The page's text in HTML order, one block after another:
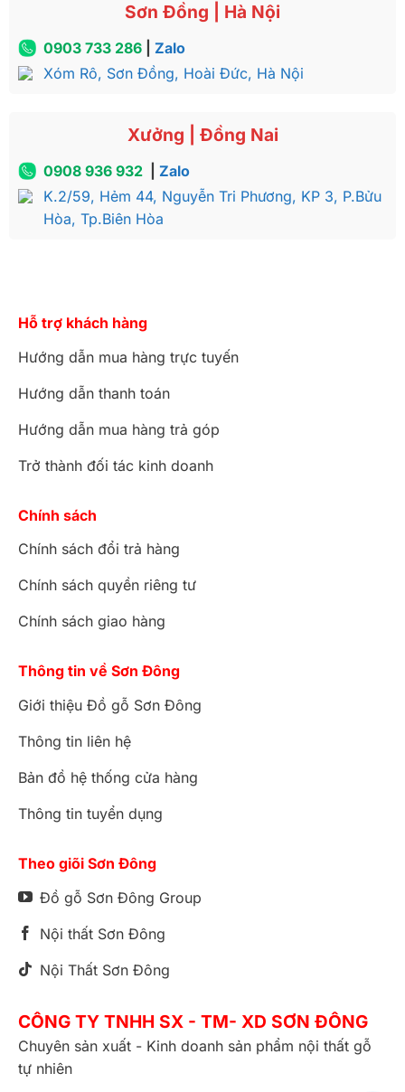
Sơn Đồng | Hà Nội
0903 733 286| Zalo
Xóm Rô, Sơn Đồng, Hoài Đức, Hà Nội
Xưởng | Đồng Nai
0908 936 932
Zalo
K.2/59, Hẻm 44, Nguyễn Tri Phương, KP 3, P.Bửu
Hòa, Tp.Biên Hòa
Hỗ trợ khách hàng
Hướng dẫn mua hàng trực tuyến
Hướng dẫn thanh toán
Hướng dẫn mua hàng trả góp
Trở thành đối tác kinh doanh
Chính sách
Chính sách đổi trả hàng
Chính sách quyền riêng tư
Chính sách giao hàng
Thông tin về Sơn Đông
Giới thiệu Đồ gỗ Sơn Đông
Thông tin liên hệ
Bản đồ hệ thống cửa hàng
Thông tin tuyển dụng
Theo giõi Sơn Đông
Đồ gỗ Sơn Đông Group
Nội thất Sơn Đông
Nội Thất Sơn Đông
CÔNG TY TNHH SX - TM- XD SƠN ĐÔNG
Chuyên sản xuất - Kinh doanh sản phẩm nội thất gỗ
tự nhiên